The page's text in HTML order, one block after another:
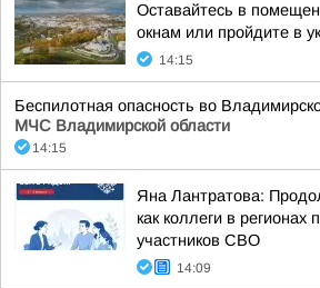
Оставайтесь в
окнам или пройдите в
14:15
Беспилотная опасность во
МЧС Владимирской области
14:15
Яна Лантратова:
как коллеги в
участников СВО
14:09